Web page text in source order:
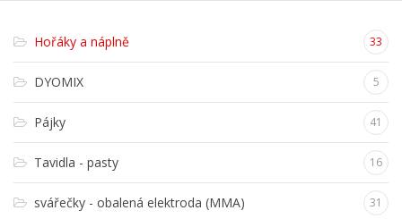
Hořáky a náplně 33
DYOMIX 5
Pájky 41
Tavidla - pasty 16
svářečky - obalená elektroda (MMA) 31